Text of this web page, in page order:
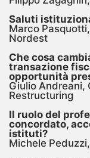
Saluti
Marco
Nordest
Che cosa
transazione
opportunità
Giulio Andreani,
Restructuring
Il ruolo del
concordato,
istituti?
Michele